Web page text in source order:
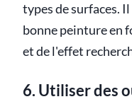
types de surfaces.
bonne peinture en
et de l'effet
6. Utiliser des